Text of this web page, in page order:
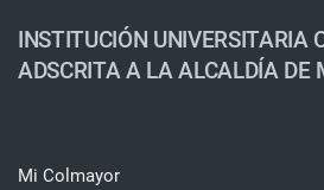
INSTITUCIÓN UNIVERSITARIA
ADSCRITA A LA ALCALDÍA DE
Mi Colmayor